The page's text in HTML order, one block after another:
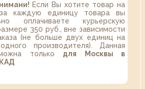
Если Вы хотите товар на
каждую единицу товара вы
оплачиваете курьерскую
350 руб., вне зависимости
(не больше двух единиц на
производителя). Данная
только для Москвы в